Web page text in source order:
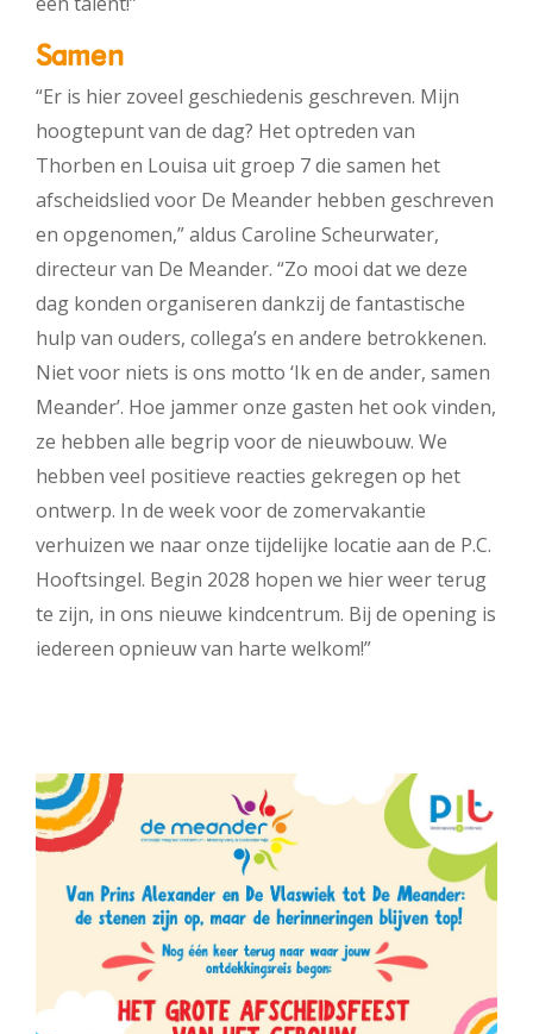
Samen
“Er is hier zoveel geschiedenis geschreven. Mijn
hoogtepunt van de dag? Het optreden van
Thorben en Louisa uit groep 7 die samen het
afscheidslied voor De Meander hebben geschreven
en opgenomen,” aldus Caroline Scheurwater,
directeur van De Meander. “Zo mooi dat we deze
dag konden organiseren dankzij de fantastische
hulp van ouders, collega’s en andere betrokkenen.
Niet voor niets is ons motto ‘Ik en de ander, samen
Meander’. Hoe jammer onze gasten het ook vinden,
ze hebben alle begrip voor de nieuwbouw. We
hebben veel positieve reacties gekregen op het
ontwerp. In de week voor de zomervakantie
verhuizen we naar onze tijdelijke locatie aan de P.C.
Hooftsingel. Begin 2028 hopen we hier weer terug
te zijn, in ons nieuwe kindcentrum. Bij de opening is
iedereen opnieuw van harte welkom!”